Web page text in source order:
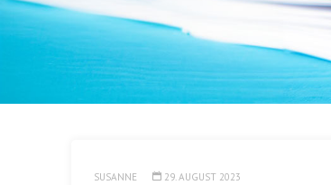
SUSANNE 29. AUGUST 2023